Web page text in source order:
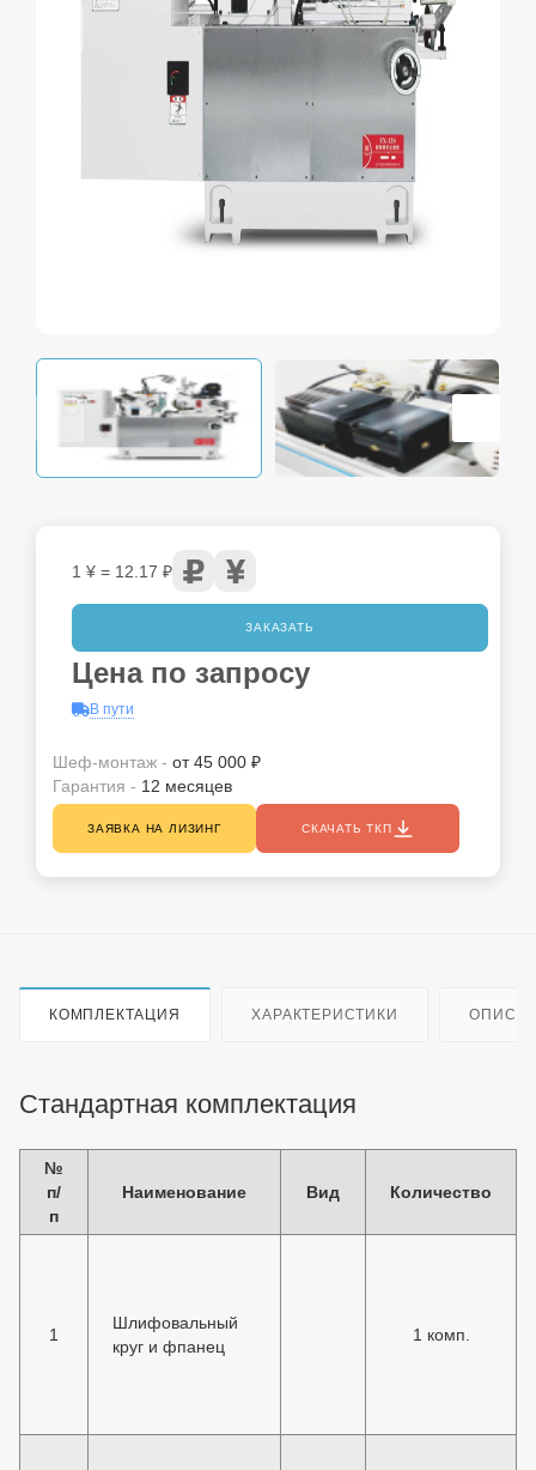
Цена по запросу
В пути
1 ¥ = 12.17 ₽
ЗАКАЗАТЬ
Шеф-монтаж - от 45 000 ₽
Гарантия - 12 месяцев
ЗАЯВКА НА ЛИЗИНГ СКАЧАТЬ ТКП
КОМПЛЕКТАЦИЯ ХАРАКТЕРИСТИКИ
Стандартная комплектация
№
п/
п
Наименование Вид Количество
1
Шлифовальный
круг и фпанец
1 комп.